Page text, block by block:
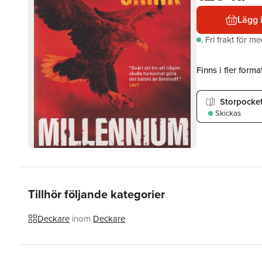
Lägg
. Fri frakt för
Finns i fler
Skickas
Tillhör följande kategorier
Deckare inom Deckare